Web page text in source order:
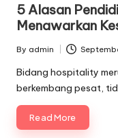
5 Alasan
Menawarkan
Posted
by
By admin
Bidang hospitality
berkembang pesat,
Read More